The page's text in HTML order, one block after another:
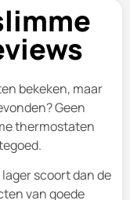
bekeken, maar
Geen
thermostaten
lager scoort dan de
van goede